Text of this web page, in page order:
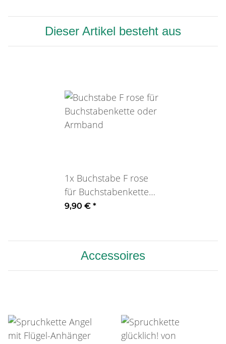
Dieser Artikel besteht aus
1x Buchstabe F rose
für Buchstabenkette
oder Armband
9,90 € *
Accessoires